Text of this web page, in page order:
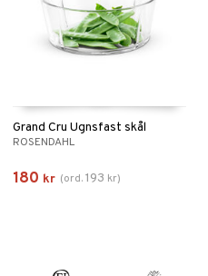
Grand Cru Ugnsfast skål
ROSENDAHL
180 kr (ord.193 kr)